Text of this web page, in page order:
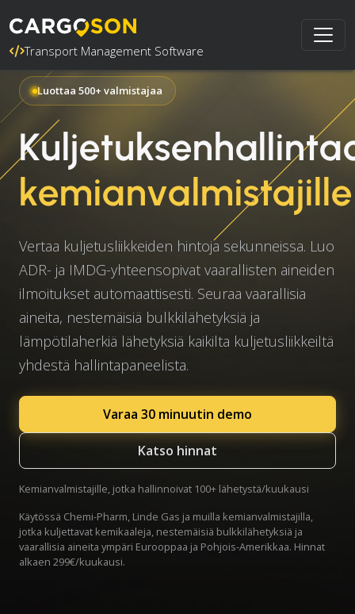
Transport Management Software
Luottaa 500+ valmistajaa
kemianvalmistajille
Vertaa kuljetusliikkeiden hintoja sekunneissa. Luo
ADR- ja IMDG-yhteensopivat vaarallisten aineiden
ilmoitukset automaattisesti. Seuraa vaarallisia
aineita, nestemäisiä bulkkilähetyksiä ja
lämpötilaherkiä lähetyksiä kaikilta kuljetusliikkeiltä
yhdestä hallintapaneelista.
Varaa 30 minuutin demo
Katso hinnat
Kemianvalmistajille, jotka hallinnoivat 100+ lähetystä/kuukausi
Käytössä Chemi-Pharm, Linde Gas ja muilla kemianvalmistajilla,
jotka kuljettavat kemikaaleja, nestemäisiä bulkkilähetyksiä ja
vaarallisia aineita ympäri Eurooppaa ja Pohjois-Amerikkaa. Hinnat
alkaen 299€/kuukausi.